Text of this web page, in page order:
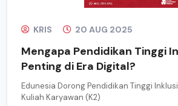
KRIS 20 AUG 2025
Mengapa Pendidikan Tinggi
Penting di Era Digital?
Edunesia Dorong Pendidikan Tinggi
Kuliah Karyawan (K2)